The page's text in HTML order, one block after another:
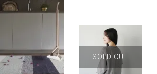
SOLD OUT